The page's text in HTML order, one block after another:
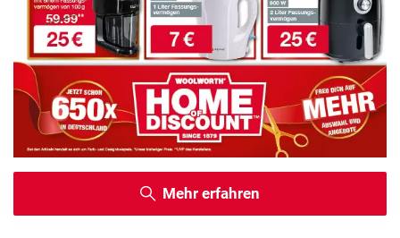
Mehr erfahren